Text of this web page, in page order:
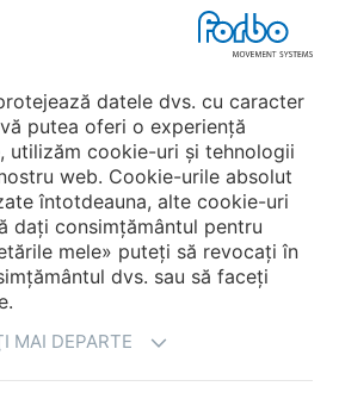
datele dvs. cu caracter
putea oferi o experiență
utilizăm cookie-uri și tehnologii
web. Cookie-urile absolut
întotdeauna, alte cookie-uri
dați consimțământul pentru
mele» puteți să revocați în
dvs. sau să faceți
MAI DEPARTE